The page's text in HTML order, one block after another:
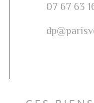
07 67 63